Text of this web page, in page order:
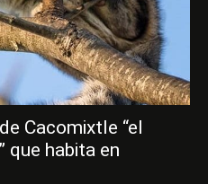
Cacomixtle “el
que habita en